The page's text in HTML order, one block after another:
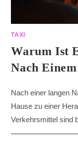
TAXI
Warum Ist
Nach Einem
Nach einer langen
Hause zu einer
Verkehrsmittel sind